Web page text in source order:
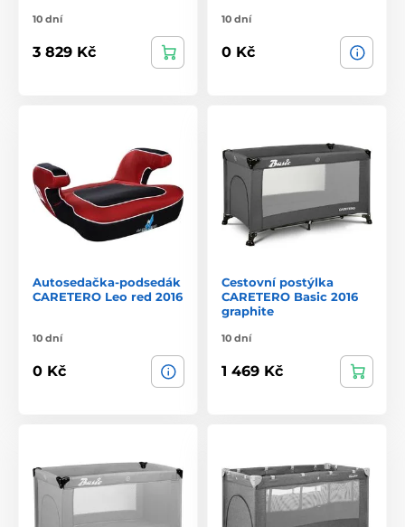
10 dní
3 829 Kč
10 dní
0 Kč
Autosedačka-podsedák
CARETERO Leo red 2016
10 dní
0 Kč
Cestovní postýlka
CARETERO Basic 2016
graphite
10 dní
1 469 Kč